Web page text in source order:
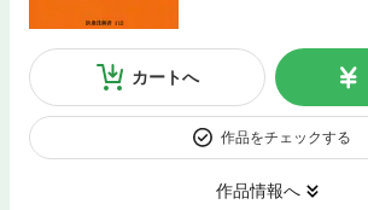
カートへ
作品をチェックする
作品情報へ